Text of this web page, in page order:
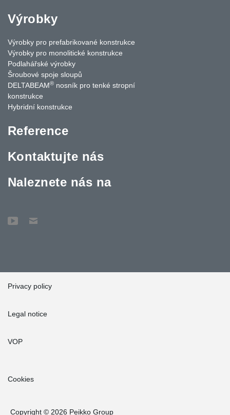
Výrobky
Výrobky pro prefabrikované konstrukce
Výrobky pro monolitické konstrukce
Podlahářské výrobky
Šroubové spoje sloupů
DELTABEAM® nosník pro tenké stropní
konstrukce
Hybridní konstrukce
Reference
Kontaktujte nás
Naleznete nás na
Privacy policy
Legal notice
VOP
Cookies
Copyright © 2026 Peikko Group